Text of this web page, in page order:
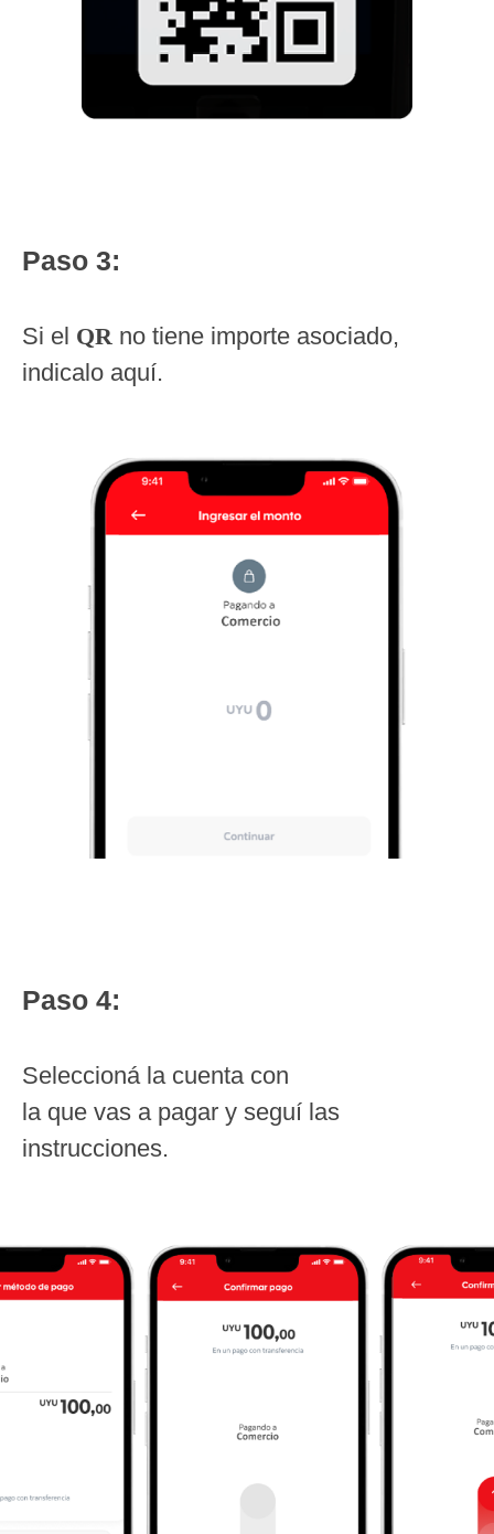
Paso 3:
Si el QR no tiene importe asociado,
indicalo aquí.
Paso 4:
Seleccioná la cuenta con
la que vas a pagar y seguí las
instrucciones.